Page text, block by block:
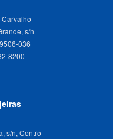
s/n
036
s/n, Centro